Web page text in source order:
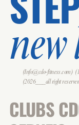
new
(Info@cdo-fitness.com)
(2026___all right
CLUBS